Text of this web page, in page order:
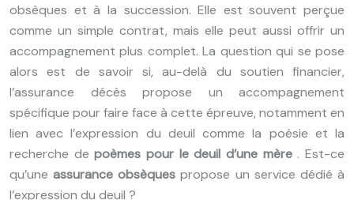
obsèques et à la succession. Elle est souvent perçue
comme un simple contrat, mais elle peut aussi offrir un
accompagnement plus complet. La question qui se pose
alors est de savoir si, au-delà du soutien financier,
l’assurance décès propose un accompagnement
spécifique pour faire face à cette épreuve, notamment en
lien avec l’expression du deuil comme la poésie et la
recherche depoèmes pour le deuil d’une mère . Est-ce
qu’uneassurance obsèquespropose un service dédié à
l’expression du deuil ?